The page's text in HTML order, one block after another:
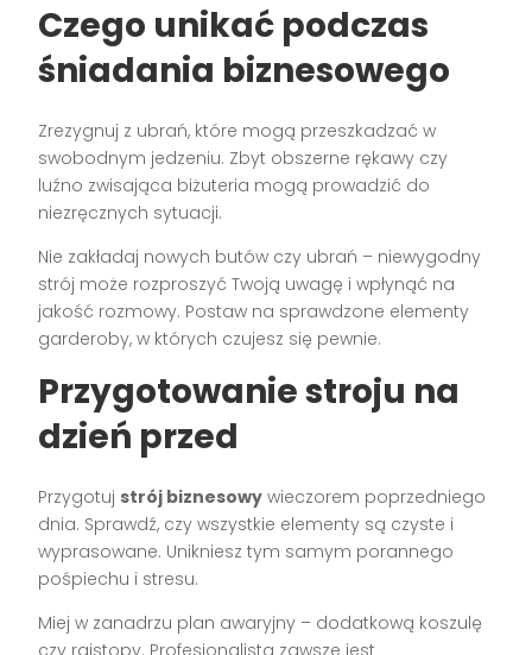
Czego unikać podczas
śniadania biznesowego
Zrezygnuj z ubrań, które mogą przeszkadzać w
swobodnym jedzeniu. Zbyt obszerne rękawy czy
luźno zwisająca biżuteria mogą prowadzić do
niezręcznych sytuacji.
Nie zakładaj nowych butów czy ubrań – niewygodny
strój może rozproszyć Twoją uwagę i wpłynąć na
jakość rozmowy. Postaw na sprawdzone elementy
garderoby, w których czujesz się pewnie.
Przygotowanie stroju na
dzień przed
Przygotuj strój biznesowy wieczorem poprzedniego
dnia. Sprawdź, czy wszystkie elementy są czyste i
wyprasowane. Unikniesz tym samym porannego
pośpiechu i stresu.
Miej w zanadrzu plan awaryjny – dodatkową koszulę
czy rajstopy. Profesjonalista zawsze jest